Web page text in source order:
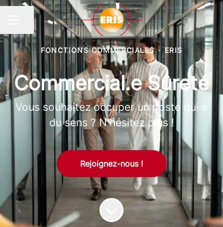
MENU CARRIÈRE
Partager la page
FONCTIONS COMMERCIALES · ERIS
Commercial.e Sûreté
Vous souhaitez occuper un poste qui a
du sens ? N'hésitez plus !
Rejoignez-nous !